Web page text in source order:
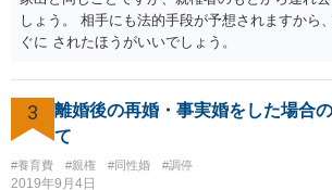
しょう。 相手にも法的手段が予想されますから
ぐに されたほうがいいでしょう。
3
離婚後の再婚・事実婚をした場合
て
#養育費 #親権 #同性婚 #調停
2019年9月4日